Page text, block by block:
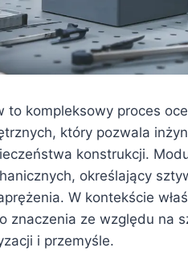
to kompleksowy proces
który pozwala
konstrukcji.
określający
W kontekście
znaczenia ze względu na
i przemyśle.